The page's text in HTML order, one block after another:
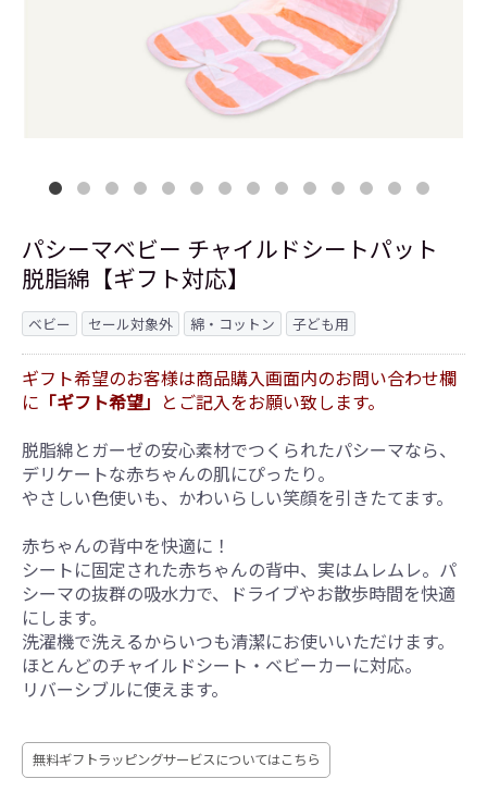
パシーマベビー チャイルドシートパット
脱脂綿【ギフト対応】
ベビー セール対象外 綿・コットン 子ども用
ギフト希望のお客様は商品購入画面内のお問い合わせ欄
に 「ギフト希望」 とご記入をお願い致します。
脱脂綿とガーゼの安心素材でつくられたパシーマなら、
デリケートな赤ちゃんの肌にぴったり。
やさしい色使いも、かわいらしい笑顔を引きたてます。
赤ちゃんの背中を快適に！
シートに固定された赤ちゃんの背中、実はムレムレ。パ
シーマの抜群の吸水力で、ドライブやお散歩時間を快適
にします。
洗濯機で洗えるからいつも清潔にお使いいただけます。
ほとんどのチャイルドシート・ベビーカーに対応。
リバーシブルに使えます。
無料ギフトラッピングサービスについてはこちら